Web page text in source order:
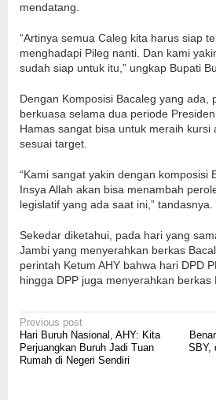
mendatang.
“Artinya semua Caleg kita harus siap
menghadapi Pileg nanti. Dan kami
sudah siap untuk itu,” ungkap Bupati
Dengan Komposisi Bacaleg yang ada,
berkuasa selama dua periode
Hamas sangat bisa untuk meraih kursi
sesuai target.
“Kami sangat yakin dengan komposisi
Insya Allah akan bisa menambah
legislatif yang ada saat ini,” tandasnya.
Sekedar diketahui, pada hari yang
Jambi yang menyerahkan berkas
perintah Ketum AHY bahwa hari DPD
hingga DPP juga menyerahkan berkas
Post
navigation
Previous post
Hari Buruh Nasional, AHY: Kita
Perjuangkan Buruh Jadi Tuan
Rumah di Negeri Sendiri
SBY,